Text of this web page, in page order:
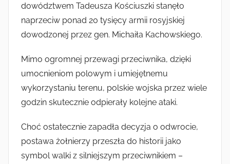
dowództwem Tadeusza Kościuszki stanęło
naprzeciw ponad 20 tysięcy armii rosyjskiej
dowodzonej przez gen. Michaiła Kachowskiego.
Mimo ogromnej przewagi przeciwnika, dzięki
umocnieniom polowym i umiejętnemu
wykorzystaniu terenu, polskie wojska przez wiele
godzin skutecznie odpierały kolejne ataki.
Choć ostatecznie zapadła decyzja o odwrocie,
postawa żołnierzy przeszła do historii jako
symbol walki z silniejszym przeciwnikiem –